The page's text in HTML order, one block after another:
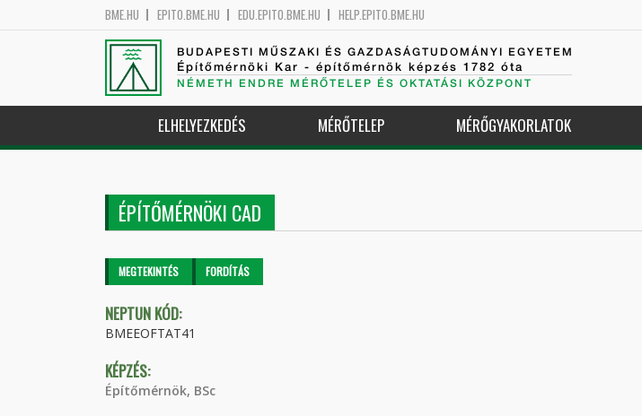
BME.HU EPITO.BME.HU EDU.EPITO.BME.HU HELP.EPITO.BME.HU
BUDAPESTI MŰSZAKI ÉS GAZDASÁGTUDOMÁNYI EGYETEM
Építőmérnöki Kar - építőmérnök képzés 1782 óta
NÉMETH ENDRE MÉRŐTELEP ÉS OKTATÁSI KÖZPONT
ELHELYEZKEDÉS MÉRŐTELEP MÉRŐGYAKORLATOK
ÉPÍTŐMÉRNÖKI CAD
Elsődleges fülek
MEGTEKINTÉS (AKTÍVFORDÍTÁS
NEPTUN KÓD:
BMEEOFTAT41
KÉPZÉS:
Építőmérnök, BSc